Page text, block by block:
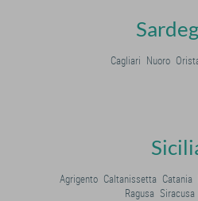
Cagliari Nuoro
Agrigento Caltanissetta Catania
Ragusa Siracusa